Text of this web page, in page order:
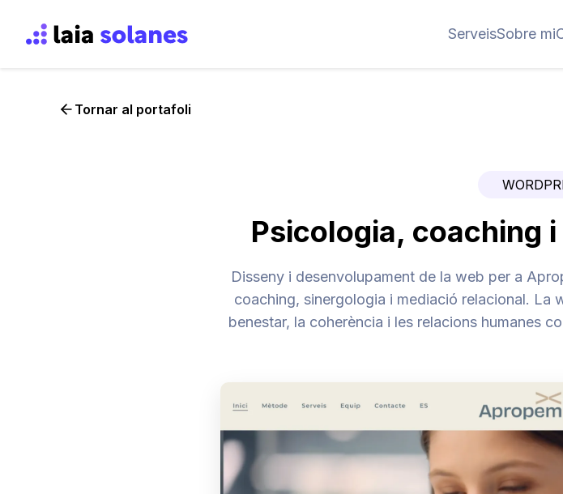
ServeisSobre mi
Tornar al portafoli
Psicologia, coaching
Disseny i desenvolupament de la web per a
coaching, sinergologia i mediació relacional. La
benestar, la coherència i les relacions humanes